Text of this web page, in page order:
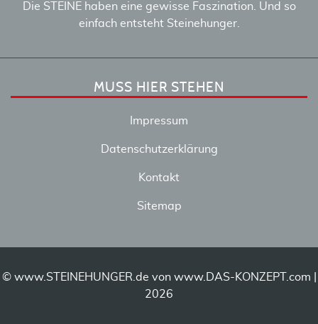
Die STEINE haben eine gewisse Faszination. Und so
einfach entsteht Steinehunger.
MUSS HIER STEHEN
Impressum
Datenschutzerklärung
Kontakt
Sitemap
© www.STEINEHUNGER.de von www.DAS-KONZEPT.com
2026